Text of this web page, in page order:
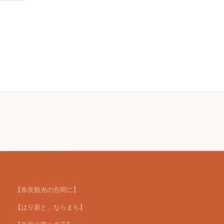
【奈良観光の合間に】
【はり新と、ならまち】